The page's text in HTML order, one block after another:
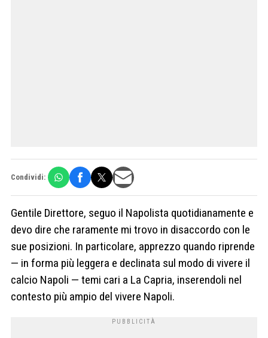
Condividi:
Gentile Direttore, seguo il Napolista quotidianamente e
devo dire che raramente mi trovo in disaccordo con le
sue posizioni. In particolare, apprezzo quando riprende
— in forma più leggera e declinata sul modo di vivere il
calcio Napoli — temi cari a La Capria, inserendoli nel
contesto più ampio del vivere Napoli.